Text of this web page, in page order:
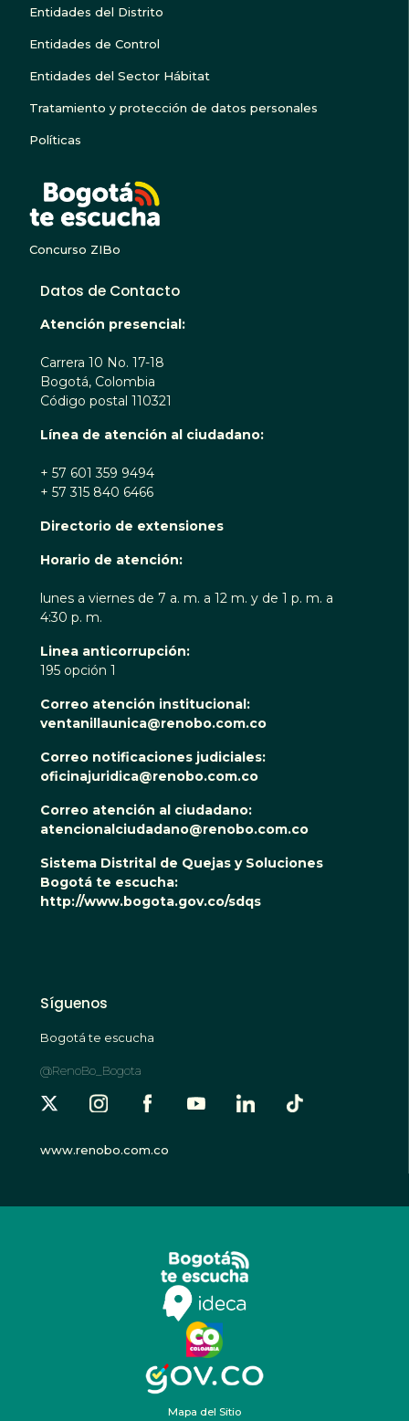
Entidades del Distrito
Entidades de Control
Entidades del Sector Hábitat
Tratamiento y protección de datos personales
Políticas
Concurso ZIBo
Datos de Contacto
Atención presencial:
Carrera 10 No. 17-18
Bogotá, Colombia
Código postal 110321
Línea de atención al ciudadano:
+ 57 601 359 9494
+ 57 315 840 6466
Directorio de extensiones
Horario de atención:
lunes a viernes de 7 a. m. a 12 m. y de 1 p. m. a
4:30 p. m.
Linea anticorrupción:
195 opción 1
Correo atención institucional:
ventanillaunica@renobo.com.co
Correo notificaciones judiciales:
oficinajuridica@renobo.com.co
Correo atención al ciudadano:
atencionalciudadano@renobo.com.co
Sistema Distrital de Quejas y Soluciones
Bogotá te escucha:
http://www.bogota.gov.co/sdqs
Síguenos
Bogotá te escucha
@RenoBo_Bogota
www.renobo.com.co
Mapa del Sitio